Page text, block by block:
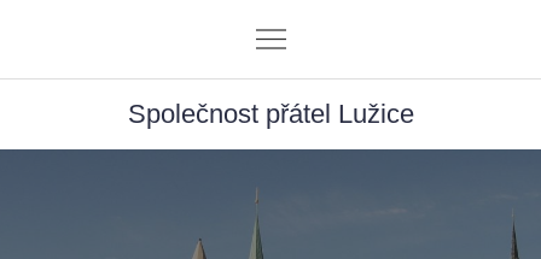
content
Společnost přátel Lužice